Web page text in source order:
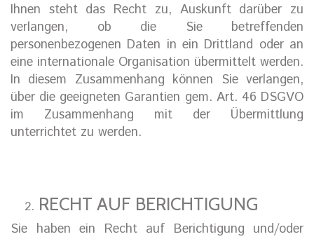
Ihnen steht das Recht zu, Auskunft darüber zu
verlangen, ob die Sie betreffenden
personenbezogenen Daten in ein Drittland oder an
eine internationale Organisation übermittelt werden.
In diesem Zusammenhang können Sie verlangen,
über die geeigneten Garantien gem. Art. 46 DSGVO
im Zusammenhang mit der Übermittlung
unterrichtet zu werden.
RECHT AUF BERICHTIGUNG
Sie haben ein Recht auf Berichtigung und/oder